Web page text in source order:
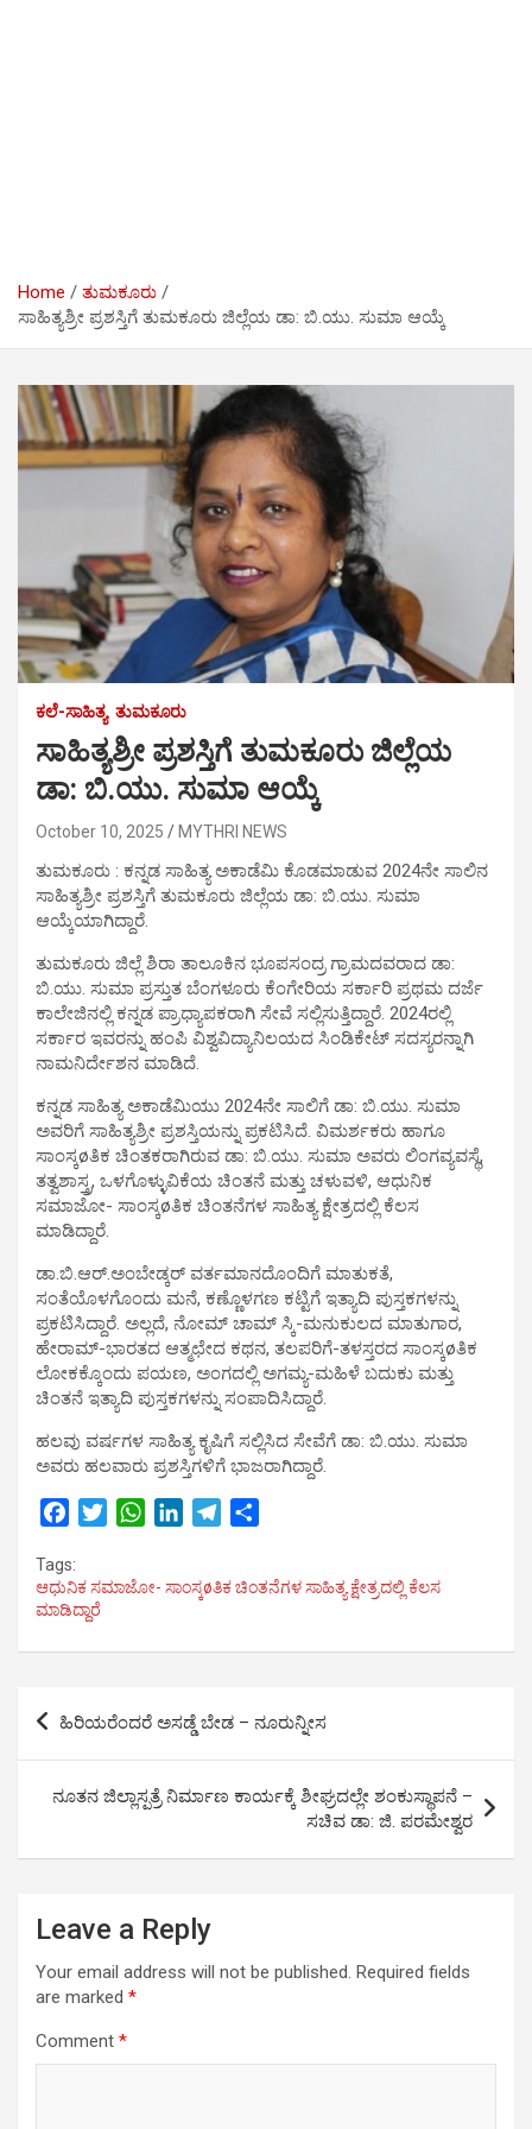
Home
ತುಮಕೂರು
ಸಾಹಿತ್ಯಶ್ರೀ ಪ್ರಶಸ್ತಿಗೆ ತುಮಕೂರು ಜಿಲ್ಲೆಯ ಡಾ: ಬಿ.ಯು. ಸುಮಾ ಆಯ್ಕೆ
ಕಲೆ-ಸಾಹಿತ್ಯ ತುಮಕೂರು
ಸಾಹಿತ್ಯಶ್ರೀ ಪ್ರಶಸ್ತಿಗೆ ತುಮಕೂರು ಜಿಲ್ಲೆಯ
ಡಾ: ಬಿ.ಯು. ಸುಮಾ ಆಯ್ಕೆ
October 10, 2025 MYTHRI NEWS
ತುಮಕೂರು : ಕನ್ನಡ ಸಾಹಿತ್ಯ ಅಕಾಡೆಮಿ ಕೊಡಮಾಡುವ 2024ನೇ ಸಾಲಿನ
ಸಾಹಿತ್ಯಶ್ರೀ ಪ್ರಶಸ್ತಿಗೆ ತುಮಕೂರು ಜಿಲ್ಲೆಯ ಡಾ: ಬಿ.ಯು. ಸುಮಾ
ಆಯ್ಕೆಯಾಗಿದ್ದಾರೆ.
ತುಮಕೂರು ಜಿಲ್ಲೆ ಶಿರಾ ತಾಲೂಕಿನ ಭೂಪಸಂದ್ರ ಗ್ರಾಮದವರಾದ ಡಾ:
ಬಿ.ಯು. ಸುಮಾ ಪ್ರಸ್ತುತ ಬೆಂಗಳೂರು ಕೆಂಗೇರಿಯ ಸರ್ಕಾರಿ ಪ್ರಥಮ ದರ್ಜೆ
ಕಾಲೇಜಿನಲ್ಲಿ ಕನ್ನಡ ಪ್ರಾಧ್ಯಾಪಕರಾಗಿ ಸೇವೆ ಸಲ್ಲಿಸುತ್ತಿದ್ದಾರೆ. 2024ರಲ್ಲಿ
ಸರ್ಕಾರ ಇವರನ್ನು ಹಂಪಿ ವಿಶ್ವವಿದ್ಯಾನಿಲಯದ ಸಿಂಡಿಕೇಟ್ ಸದಸ್ಯರನ್ನಾಗಿ
ನಾಮನಿರ್ದೇಶನ ಮಾಡಿದೆ.
ಕನ್ನಡ ಸಾಹಿತ್ಯ ಅಕಾಡೆಮಿಯು 2024ನೇ ಸಾಲಿಗೆ ಡಾ: ಬಿ.ಯು. ಸುಮಾ
ಅವರಿಗೆ ಸಾಹಿತ್ಯಶ್ರೀ ಪ್ರಶಸ್ತಿಯನ್ನು ಪ್ರಕಟಿಸಿದೆ. ವಿಮರ್ಶಕರು ಹಾಗೂ
ಸಾಂಸ್ಕøತಿಕ ಚಿಂತಕರಾಗಿರುವ ಡಾ: ಬಿ.ಯು. ಸುಮಾ ಅವರು ಲಿಂಗವ್ಯವಸ್ಥೆ,
ತತ್ವಶಾಸ್ತ್ರ, ಒಳಗೊಳ್ಳುವಿಕೆಯ ಚಿಂತನೆ ಮತ್ತು ಚಳುವಳಿ, ಆಧುನಿಕ
ಸಮಾಜೋ- ಸಾಂಸ್ಕøತಿಕ ಚಿಂತನೆಗಳ ಸಾಹಿತ್ಯ ಕ್ಷೇತ್ರದಲ್ಲಿ ಕೆಲಸ
ಮಾಡಿದ್ದಾರೆ.
ಡಾ.ಬಿ.ಆರ್.ಅಂಬೇಡ್ಕರ್ ವರ್ತಮಾನದೊಂದಿಗೆ ಮಾತುಕತೆ,
ಸಂತೆಯೊಳಗೊಂದು ಮನೆ, ಕಣ್ಣೊಳಗಣ ಕಟ್ಟಿಗೆ ಇತ್ಯಾದಿ ಪುಸ್ತಕಗಳನ್ನು
ಪ್ರಕಟಿಸಿದ್ದಾರೆ. ಅಲ್ಲದೆ, ನೋಮ್ ಚಾಮ್ ಸ್ಕಿ-ಮನುಕುಲದ ಮಾತುಗಾರ,
ಹೇರಾಮ್-ಭಾರತದ ಆತ್ಮಛೇದ ಕಥನ, ತಲಪರಿಗೆ-ತಳಸ್ತರದ ಸಾಂಸ್ಕøತಿಕ
ಲೋಕಕ್ಕೊಂದು ಪಯಣ, ಅಂಗದಲ್ಲಿ ಅಗಮ್ಯ-ಮಹಿಳೆ ಬದುಕು ಮತ್ತು
ಚಿಂತನೆ ಇತ್ಯಾದಿ ಪುಸ್ತಕಗಳನ್ನು ಸಂಪಾದಿಸಿದ್ದಾರೆ.
ಹಲವು ವರ್ಷಗಳ ಸಾಹಿತ್ಯ ಕೃಷಿಗೆ ಸಲ್ಲಿಸಿದ ಸೇವೆಗೆ ಡಾ: ಬಿ.ಯು. ಸುಮಾ
ಅವರು ಹಲವಾರು ಪ್ರಶಸ್ತಿಗಳಿಗೆ ಭಾಜರಾಗಿದ್ದಾರೆ.
c
e
o
k
t
e
W
t
A
p
k
d
n
e
r
m
r
Tags:
ಆಧುನಿಕ ಸಮಾಜೋ- ಸಾಂಸ್ಕøತಿಕ ಚಿಂತನೆಗಳ ಸಾಹಿತ್ಯ ಕ್ಷೇತ್ರದಲ್ಲಿ ಕೆಲಸ
ಮಾಡಿದ್ದಾರೆ
Post
ಹಿರಿಯರೆಂದರೆ ಅಸಡ್ಡೆ ಬೇಡ – ನೂರುನ್ನೀಸ
ನೂತನ ಜಿಲ್ಲಾಸ್ಪತ್ರೆ ನಿರ್ಮಾಣ ಕಾರ್ಯಕ್ಕೆ ಶೀಘ್ರದಲ್ಲೇ ಶಂಕುಸ್ಥಾಪನೆ –
ಸಚಿವ ಡಾ: ಜಿ. ಪರಮೇಶ್ವರ
Leave a Reply
Your email address will not be published. Required fields
are marked *
Comment *